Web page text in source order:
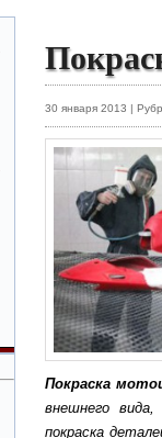
30 января 2013 |
Покраска
внешнего
покраска